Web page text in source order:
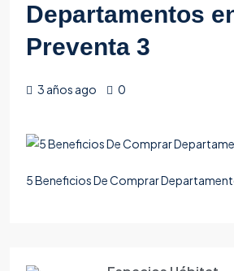
Departamentos
Preventa 3
3 años ago 0
5 Beneficios De Comprar